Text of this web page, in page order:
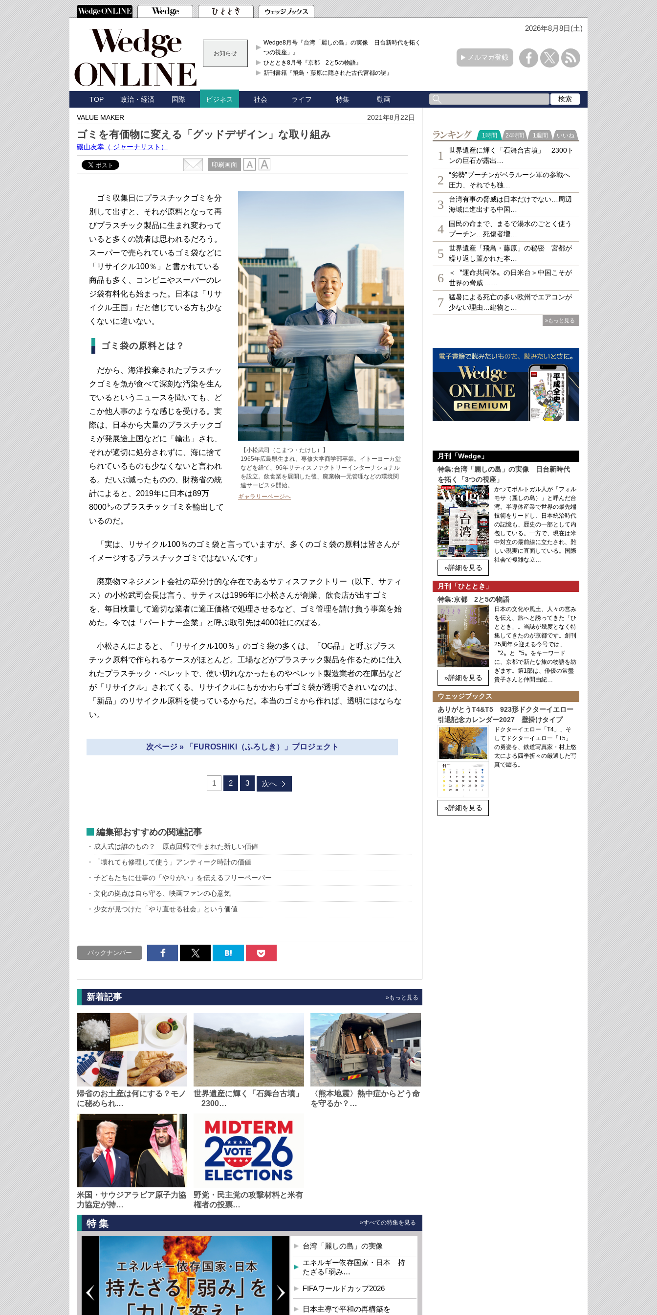
2026年8月8日(土)
お知らせ
Wedge8月号『台湾「麗しの島」の実像 日台新時代を拓く「3
つの視座」』
ひととき8月号『京都 2と5の物語』
新刊書籍『飛鳥・藤原に隠された古代宮都の謎』
メルマガ登録
TOP 政治・経済 国際 ビジネス 社会 ライフ 特集 動画
VALUE MAKER 2021年8月22日
ゴミを有価物に変える「グッドデザイン」な取り組み
磯山友幸 （ ジャーナリスト）
印刷画面
【小松武司（こまつ・たけし）】
1965年広島県生まれ。専修大学商学部卒業。イトーヨーカ堂
などを経て、96年サティスファクトリーインターナショナル
を設立。飲食業を展開した後、廃棄物一元管理などの環境関
連サービスを開始。
ギャラリーページへ
ゴミ収集日にプラスチックゴミを分
別して出すと、それが原料となって再
びプラスチック製品に生まれ変わって
いると多くの読者は思われるだろう。
スーパーで売られているゴミ袋などに
「リサイクル100％」と書かれている
商品も多く、コンビニやスーパーのレ
ジ袋有料化も始まった。日本は「リサ
イクル王国」だと信じている方も少な
くないに違いない。
ゴミ袋の原料とは？
だから、海洋投棄されたプラスチッ
クゴミを魚が食べて深刻な汚染を生ん
でいるというニュースを聞いても、ど
こか他人事のような感じを受ける。実
際は、日本から大量のプラスチックゴ
ミが発展途上国などに「輸出」され、
それが適切に処分されずに、海に捨て
られているものも少なくないと言われ
る。だいぶ減ったものの、財務省の統
計によると、2019年に日本は89万
8000㌧のプラスチックゴミを輸出して
いるのだ。
「実は、リサイクル100％のゴミ袋と言っていますが、多くのゴミ袋の原料は皆さんが
イメージするプラスチックゴミではないんです」
廃棄物マネジメント会社の草分け的な存在であるサティスファクトリー（以下、サティ
ス）の小松武司会長は言う。サティスは1996年に小松さんが創業、飲食店が出すゴミ
を、毎日検量して適切な業者に適正価格で処理させるなど、ゴミ管理を請け負う事業を始
めた。今では「パートナー企業」と呼ぶ取引先は4000社にのぼる。
小松さんによると、「リサイクル100％」のゴミ袋の多くは、「OG品」と呼ぶプラス
チック原料で作られるケースがほとんど。工場などがプラスチック製品を作るために仕入
れたプラスチック・ペレットで、使い切れなかったものやペレット製造業者の在庫品など
が「リサイクル」されてくる。リサイクルにもかかわらずゴミ袋が透明できれいなのは、
「新品」のリサイクル原料を使っているからだ。本当のゴミから作れば、透明にはならな
い。
次ページ » 「FUROSHIKI（ふろしき）」プロジェクト
1 2 3 次へ
編集部おすすめの関連記事
成人式は誰のもの？ 原点回帰で生まれた新しい価値
「壊れても修理して使う」アンティーク時計の価値
子どもたちに仕事の「やりがい」を伝えるフリーペーパー
文化の拠点は自ら守る、映画ファンの心意気
少女が見つけた「やり直せる社会」という価値
バックナンバー
新着記事 »もっと見る
帰省のお土産は何にする？モノ
に秘められ…
世界遺産に輝く「石舞台古墳」
2300…
〈熊本地震〉熱中症からどう命
を守るか？…
米国・サウジアラビア原子力協
力協定が持…
野党・民主党の攻撃材料と米有
権者の投票…
特集 »すべての特集を見る
台湾「麗しの島」の実像
エネルギー依存国家・日本 持
たざる｢弱み…
FIFAワールドカップ2026
日本主導で平和の再構築を
ランキング
1時間 24時間 1週間 いいね
1
世界遺産に輝く「石舞台古墳」 2300ト
ンの巨石が露出…
2
“劣勢”プーチンがベラルーシ軍の参戦へ
圧力、それでも独…
3
台湾有事の脅威は日本だけでない…周辺
海域に進出する中国…
4
国民の命まで、まるで湯水のごとく使う
プーチン…死傷者増…
5
世界遺産「飛鳥・藤原」の秘密 宮都が
繰り返し置かれた本…
6
＜〝運命共同体〟の日米台＞中国こそが
世界の脅威....…
7
猛暑による死亡の多い欧州でエアコンが
少ない理由…建物と…
»もっと見る
月刊「Wedge」
特集:台湾「麗しの島」の実像 日台新時代
を拓く「3つの視座」
»詳細を見る
かつてポルトガル人が「フォル
モサ（麗しの島）」と呼んだ台
湾。半導体産業で世界の最先端
技術をリードし、日本統治時代
の記憶も、歴史の一部として内
包している。一方で、現在は米
中対立の最前線に立たされ、難
しい現実に直面している。国際
社会で複雑な立…
月刊「ひととき」
特集:京都 2と5の物語
»詳細を見る
日本の文化や風土、人々の営み
を伝え、旅へと誘ってきた「ひ
ととき」。当誌が幾度となく特
集してきたのが京都です。創刊
25周年を迎える今号では、
〝2〟と〝5〟をキーワード
に、京都で新たな旅の物語を紡
ぎます。第1部は、俳優の常盤
貴子さんと仲間由紀…
ウェッジブックス
ありがとうT4&T5 923形ドクターイエロー
引退記念カレンダー2027 壁掛けタイプ
»詳細を見る
ドクターイエロー「T4」、そ
してドクターイエロー「T5」
の勇姿を、鉄道写真家・村上悠
太による四季折々の厳選した写
真で綴る。